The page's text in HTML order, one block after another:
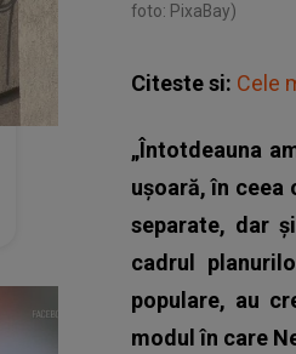
foto: PixaBay)
Citeste si: Cele
„Întotdeauna
ușoară, în
separate, dar
cadrul
populare, au
modul în care